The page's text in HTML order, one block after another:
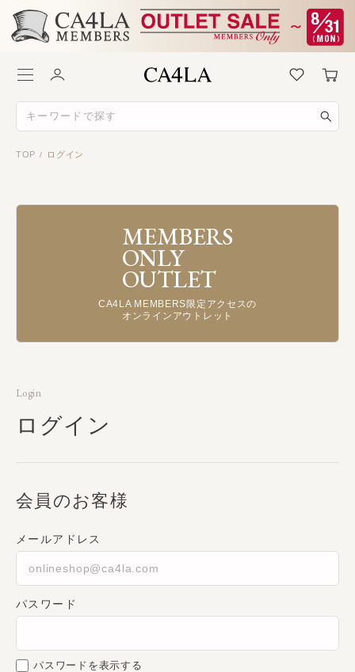
TOP / ログイン
MEMBERS
ONLY
OUTLET
CA4LA MEMBERS限定アクセスの
オンラインアウトレット
Login
ログイン
会員のお客様
メールアドレス
パスワード
パスワードを表示する